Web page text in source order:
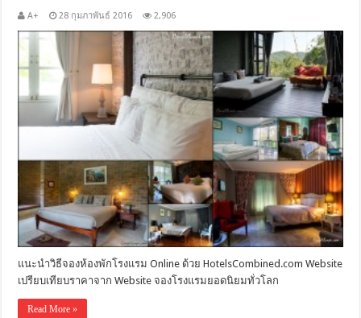
A+ 28 กุมภาพันธ์ 2016 2,906
แนะนำวิธีจองห้องพักโรงแรม Online ด้วย HotelsCombined.com Website
เปรียบเทียบราคาจาก Website จองโรงแรมยอดนิยมทั่วโลก
Read More »